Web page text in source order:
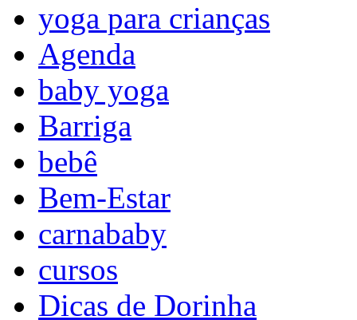
yoga para crianças
Agenda
baby yoga
Barriga
bebê
Bem-Estar
carnababy
cursos
Dicas de Dorinha